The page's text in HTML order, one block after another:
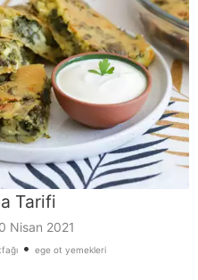
Tarifi
Nisan 2021
• ege ot yemekleri